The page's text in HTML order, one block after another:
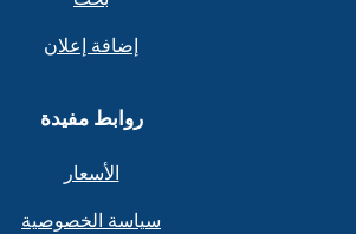
إضافة إعلان
روابط مفيدة
الأسعار
سياسة الخصوصية